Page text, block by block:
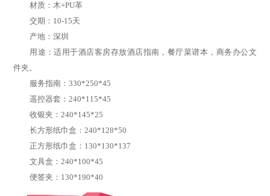
材质：木+PU革
交期：10-15天
产地：深圳
用途：适用于酒店客房存放酒店指南，餐厅菜谱本，商务办公文
件夹。
服务指南：330*250*45
遥控器套：240*115*45
收银夹：240*145*25
长方形纸巾盒：240*128*50
正方形纸巾盒：130*130*137
文具盒：240*100*45
便签夹：130*190*40